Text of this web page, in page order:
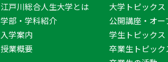
江戸川総合人生大学とは
学部・学科紹介
入学案内
授業概要
大学トピックス
公開講座・オ
学生トピックス
卒業生トピック